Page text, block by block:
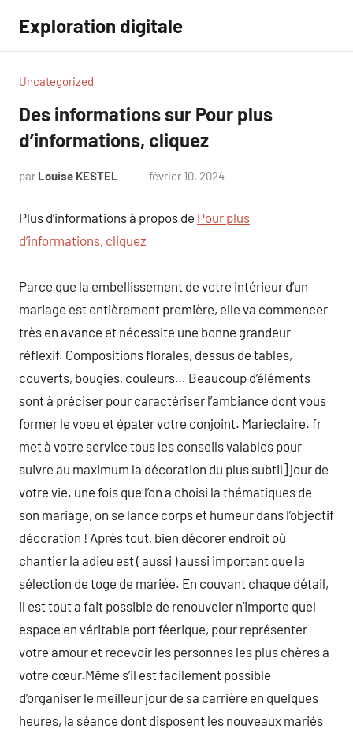
contenu
Exploration digitale
Uncategorized
Des informations sur Pour plus
d’informations, cliquez
par Louise KESTEL février 10, 2024
Plus d’informations à propos de Pour plus
d’informations, cliquez
Parce que la embellissement de votre intérieur d’un
mariage est entièrement première, elle va commencer
très en avance et nécessite une bonne grandeur
réflexif. Compositions florales, dessus de tables,
couverts, bougies, couleurs… Beaucoup d’éléments
sont à préciser pour caractériser l’ambiance dont vous
former le voeu et épater votre conjoint. Marieclaire. fr
met à votre service tous les conseils valables pour
suivre au maximum la décoration du plus subtil] jour de
votre vie. une fois que l’on a choisi la thématiques de
son mariage, on se lance corps et humeur dans l’objectif
décoration ! Après tout, bien décorer endroit où
chantier la adieu est ( aussi ) aussi important que la
sélection de toge de mariée. En couvant chaque détail,
il est tout a fait possible de renouveler n’importe quel
espace en véritable port féerique, pour représenter
votre amour et recevoir les personnes les plus chères à
votre cœur.Même s’il est facilement possible
d’organiser le meilleur jour de sa carrière en quelques
heures, la séance dont disposent les nouveaux mariés